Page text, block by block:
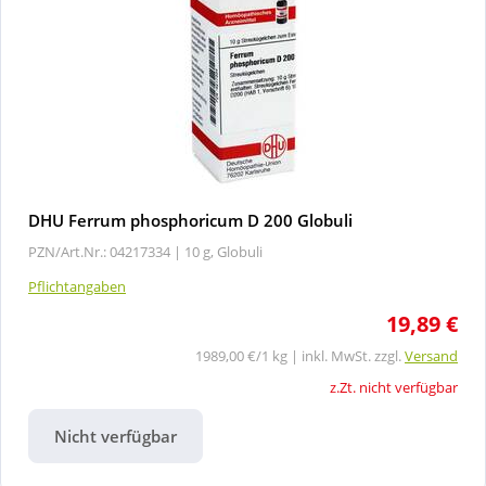
DHU Ferrum phosphoricum D 200 Globuli
PZN/Art.Nr.: 04217334 | 10 g, Globuli
Pflichtangaben
19,89 €
1989,00 €/1 kg | inkl. MwSt. zzgl.Versand
z.Zt. nicht verfügbar
Nicht verfügbar